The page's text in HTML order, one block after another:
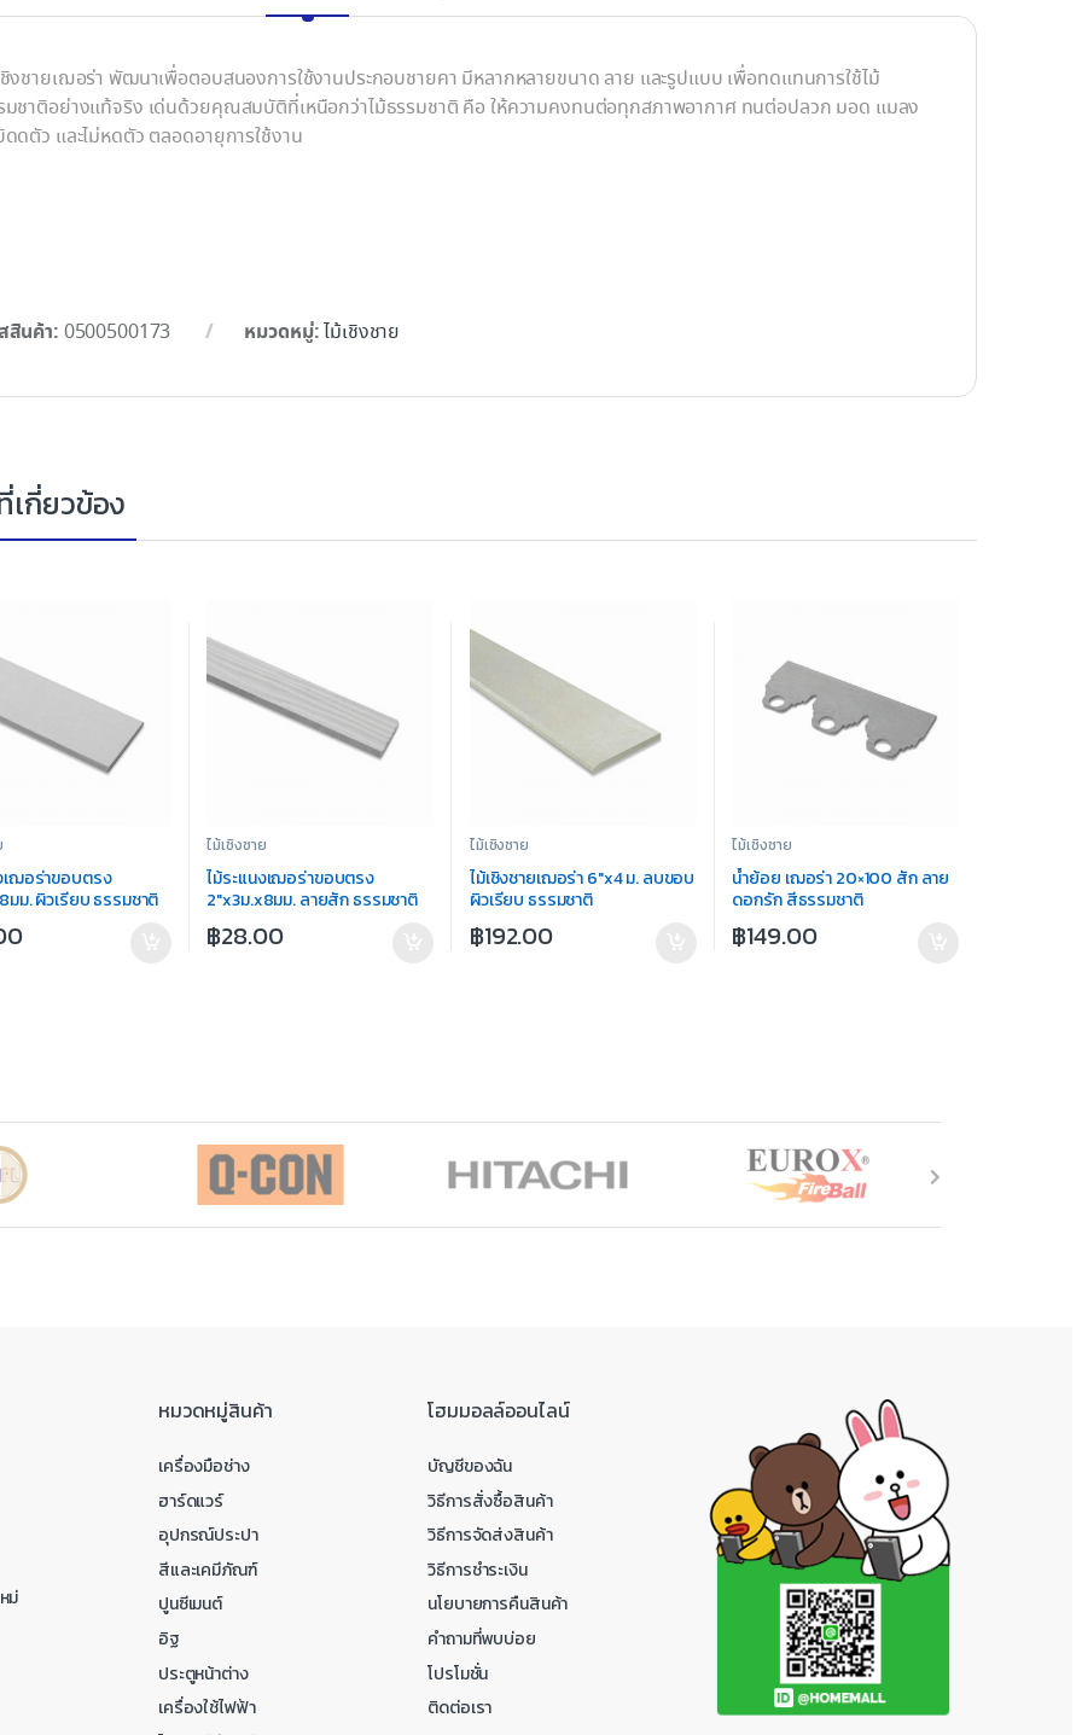
ชิงชายเฌอร่า พัฒนาเพื่อตอบสนองการใช้งานประกอบชายคา มีหลากหลายขนาด ลาย และรูปแบบ เพื่อทดแทนการใช้ไม้
มชาติอย่างแท้จริง เด่นด้วยคุณสมบัติที่เหนือกว่าไม้ธรรมชาติ คือ ให้ความคงทนต่อทุกสภาพอากาศ ทนต่อปลวก มอด แมลง
ดดตัว และไม่หดตัว ตลอดอายุการใช้งาน
สินค้า: 0500500173 หมวดหมู่:ไม้เชิงชาย
กี่ยวข้อง
เฌอร่าขอบตรง
มม. ผิวเรียบ ธรรมชาติ
ไม้เชิงชาย
ไม้ระแนงเฌอร่าขอบตรง
2″x3ม.x8มม. ลายสัก ธรรมชาติ
฿28.00
ไม้เชิงชาย
ไม้เชิงชายเฌอร่า 6″x4 ม. ลบขอบ
ผิวเรียบ ธรรมชาติ
฿192.00
ไม้เชิงชาย
น้ำย้อย เฌอร่า 20×100 สัก ลาย
ดอกรัก สีธรรมชาติ
฿149.00
ม่
หมวดหมู่สินค้า
เครื่องมือช่าง
ฮาร์ดแวร์
อุปกรณ์ประปา
สีและเคมีภัณฑ์
ปูนซีเมนต์
อิฐ
ประตูหน้าต่าง
เครื่องใช้ไฟฟ้า
โฮมมอลล์ออนไลน์
บัญชีของฉัน
วิธีการสั่งซื้อสินค้า
วิธีการจัดส่งสินค้า
วิธีการชำระเงิน
นโยบายการคืนสินค้า
คำถามที่พบบ่อย
โปรโมชั่น
ติดต่อเรา